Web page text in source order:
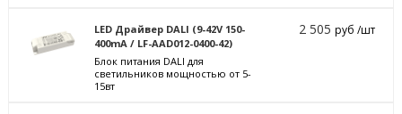
LED Драйвер DALI (9-42V 150-
400mA / LF-AAD012-0400-42)
Блок питания DALI для
светильников мощностью от 5-
15вт
2 505руб /шт